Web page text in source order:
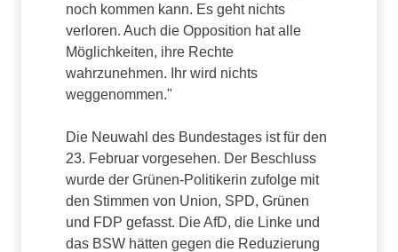
noch kommen kann. Es geht nichts
verloren. Auch die Opposition hat alle
Möglichkeiten, ihre Rechte
wahrzunehmen. Ihr wird nichts
weggenommen."
Die Neuwahl des Bundestages ist für den
23. Februar vorgesehen. Der Beschluss
wurde der Grünen-Politikerin zufolge mit
den Stimmen von Union, SPD, Grünen
und FDP gefasst. Die AfD, die Linke und
das BSW hätten gegen die Reduzierung